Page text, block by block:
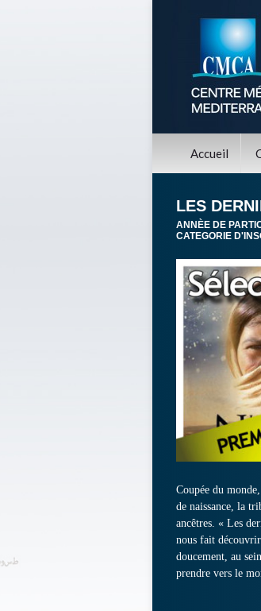
Accueil
LES
ANNÈE DE
CATEGORIE
Coupée du
de naissance, la
ancêtres. « Les
nous fait
doucement, au
prendre vers le